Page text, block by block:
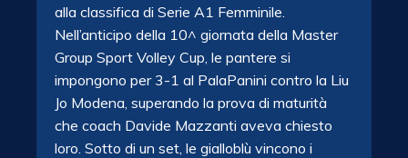
alla classifica di Serie A1 Femminile.
Nell’anticipo della 10^ giornata della Master
Group Sport Volley Cup, le pantere si
impongono per 3-1 al PalaPanini contro la Liu
Jo Modena, superando la prova di maturità
che coach Davide Mazzanti aveva chiesto
loro. Sotto di un set, le gialloblù vincono i